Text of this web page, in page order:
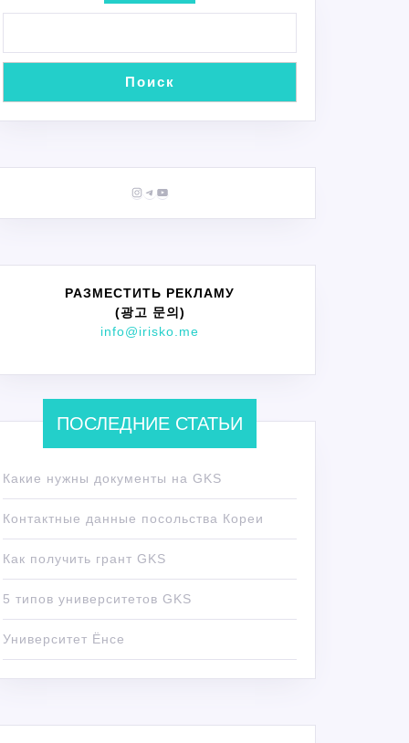
Поиск
Instagram
Telegram
YouTube
РАЗМЕСТИТЬ РЕКЛАМУ
(광고 문의)
info@irisko.me
ПОСЛЕДНИЕ СТАТЬИ
Какие нужны документы на GKS
Контактные данные посольства Кореи
Как получить грант GKS
5 типов университетов GKS
Университет Ёнсе